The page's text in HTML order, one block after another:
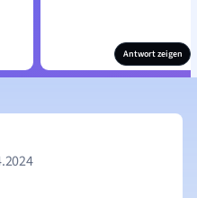
Antwort zeigen